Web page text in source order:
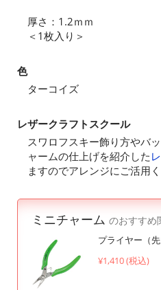
厚さ：1.2ｍｍ
＜1枚入り＞
色
ターコイズ
レザークラフトスクール
スワロフスキー飾り方やバ
ャームの仕上げを紹介した
ますのでアレンジにご活用く
ミニチャーム のおすすめ
プライヤー（先
¥1,410 (税込)